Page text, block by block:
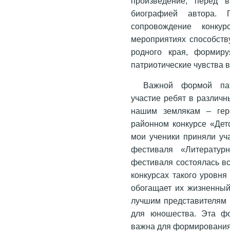
биографией автора.
сопровождение
мероприятиях
родного края,
патриотические чувства
Важной формой
участие ребят в
нашим землякам –
районном конкурсе
мои ученики приняли
фестиваля
фестиваля состоялась
конкурсах такого
обогащает их
лучшим представителям
для юношества. Эта
важна для